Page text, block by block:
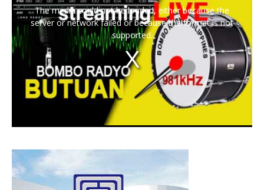
The media could not be loaded, either because the
server or network failed or because the format is not
supported.